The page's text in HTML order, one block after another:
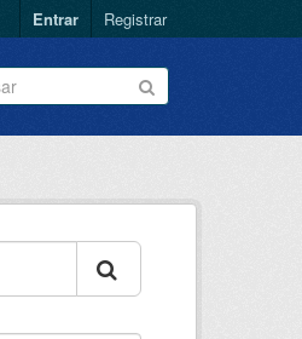
Entrar Registrar